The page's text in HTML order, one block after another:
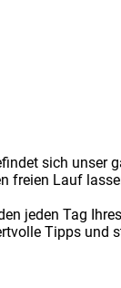
sich
freien Lauf
jeden Tag
Tipps und